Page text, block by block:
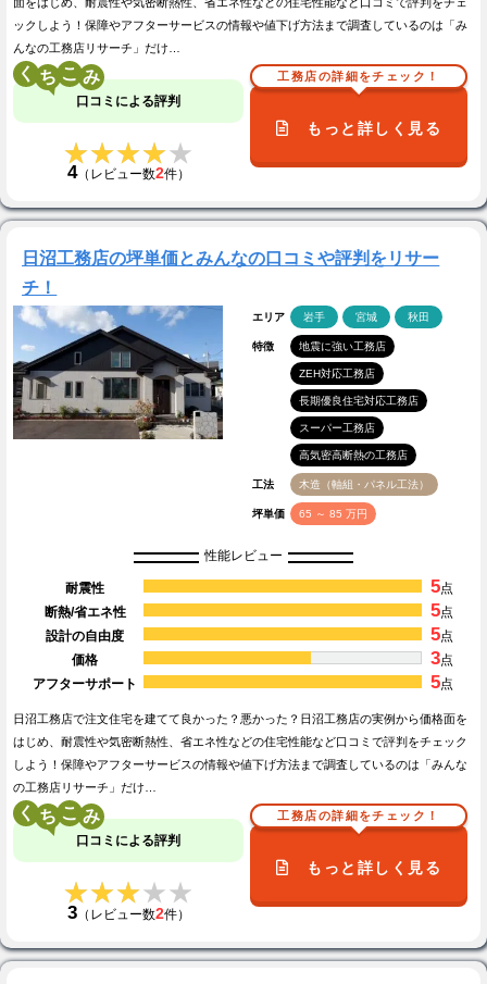
ックしよう！保障やアフターサービスの情報や値下げ方法まで調査しているのは「み
んなの工務店リサーチ」だけ…
く こ
口コミによる評判
★★★★★
★★★★★
4（レビュー数2件）
工務店の詳細をチェック！
もっと詳しく見る
日沼工務店の坪単価とみんなの口コミや評判をリサー
チ！
エリア 岩手 宮城 秋田
特徴 地震に強い工務店
ZEH対応工務店
長期優良住宅対応工務店
スーパー工務店
高気密高断熱の工務店
工法 木造（軸組・パネル工法）
坪単価 65 ～ 85 万円
性能レビュー
耐震性 5点
断熱/省エネ性
5点
設計の自由度
5点
価格
3点
アフターサポート
5点
日沼工務店で注文住宅を建てて良かった？悪かった？日沼工務店の実例から価格面を
はじめ、耐震性や気密断熱性、省エネ性などの住宅性能など口コミで評判をチェック
しよう！保障やアフターサービスの情報や値下げ方法まで調査しているのは「みんな
の工務店リサーチ」だけ…
く こ
口コミによる評判
★★★★★
★★★★★
3（レビュー数2件）
工務店の詳細をチェック！
もっと詳しく見る